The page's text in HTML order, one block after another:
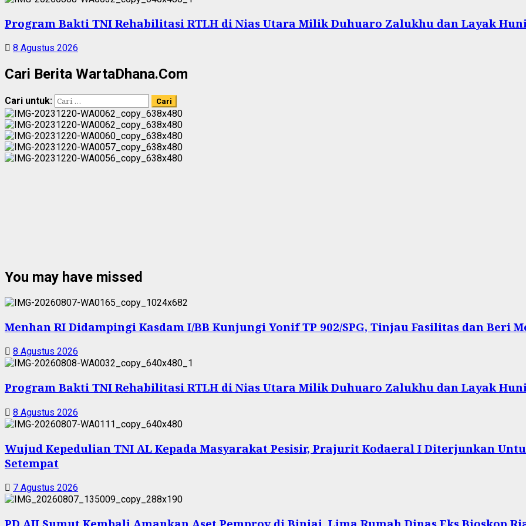
Program Bakti TNI Rehabilitasi RTLH di Nias Utara Milik Duhuaro Zalukhu dan Layak
8 Agustus 2026
Cari Berita WartaDhana.Com
Cari untuk:
You may have missed
Menhan RI Didampingi Kasdam I/BB Kunjungi Yonif TP 902/SPG, Tinjau Fasilitas dan Beri
8 Agustus 2026
Program Bakti TNI Rehabilitasi RTLH di Nias Utara Milik Duhuaro Zalukhu dan Layak
8 Agustus 2026
Wujud Kepedulian TNI AL Kepada Masyarakat Pesisir, Prajurit Kodaeral I Diterjunkan
Setempat
7 Agustus 2026